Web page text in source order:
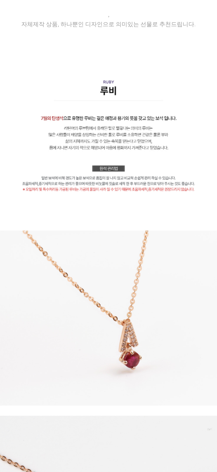
자체제작 상품, 하나뿐인 디자인으로 의미있는 선물로 추천드립니다.